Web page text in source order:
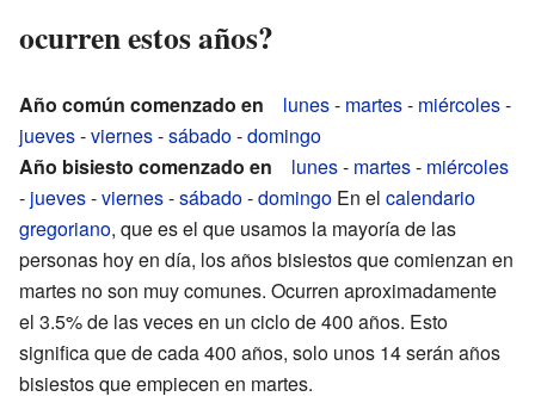
ocurren estos años?
Año común comenzado en lunes- martes- miércoles-
jueves-viernes-sábado-domingo
Año bisiesto comenzado en
lunes- martes- miércoles
- jueves-viernes-sábado-domingo En el calendario
gregoriano, que es el que usamos la mayoría de las
personas hoy en día, los años bisiestos que comienzan en
martes no son muy comunes. Ocurren aproximadamente
el 3.5% de las veces en un ciclo de 400 años. Esto
significa que de cada 400 años, solo unos 14 serán años
bisiestos que empiecen en martes.